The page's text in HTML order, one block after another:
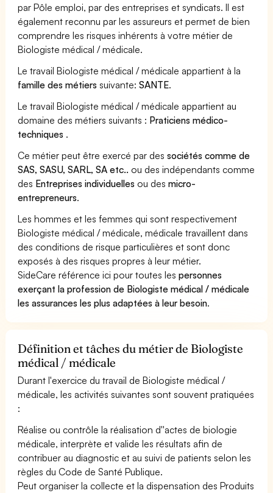
par Pôle emploi, par des entreprises et syndicats. Il est
également reconnu par les assureurs et permet de bien
comprendre les risques inhérents à votre métier de
Biologiste médical / médicale.
Le travail Biologiste médical / médicale appartient à la
famille des métiers suivante:SANTE.
Le travail Biologiste médical / médicale appartient au
domaine des métiers suivants : Praticiens médico-
techniques .
Ce métier peut être exercé par dessociétés comme de
SAS, SASU, SARL, SA etc.. ou des indépendants comme
des Entreprises individuelles ou desmicro-
entrepreneurs.
Les hommes et les femmes qui sont respectivement
Biologiste médical / médicale, médicale travaillent dans
des conditions de risque particulières et sont donc
exposés à des risques propres à leur métier.
SideCare référence ici pour toutes lespersonnes
exerçant la profession de Biologiste médical / médicale
les assurances les plus adaptées à leur besoin.
Définition et tâches du métier de Biologiste
médical / médicale
Durant l'exercice du travail de Biologiste médical /
médicale, les activités suivantes sont souvent pratiquées
:
Réalise ou contrôle la réalisation d''actes de biologie
médicale, interprète et valide les résultats afin de
contribuer au diagnostic et au suivi de patients selon les
règles du Code de Santé Publique.
Peut organiser la collecte et la dispensation des Produits